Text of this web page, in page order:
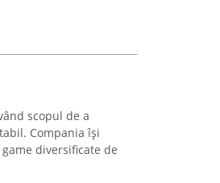
scopul de a
Compania își
diversificate de